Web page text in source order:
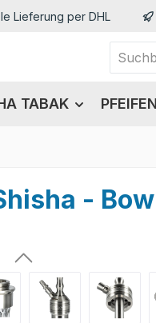
Lieferung per DHL
TABAK
-